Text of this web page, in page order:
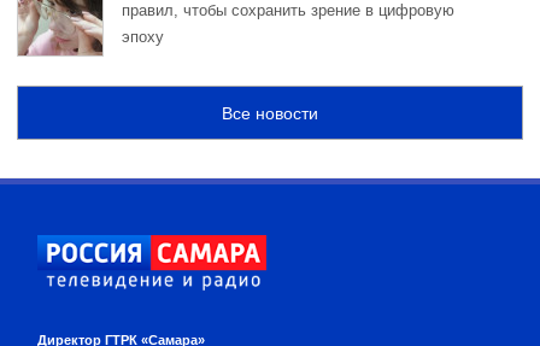
правил, чтобы сохранить зрение в цифровую
эпоху
Все новости
Директор ГТРК «Самара»